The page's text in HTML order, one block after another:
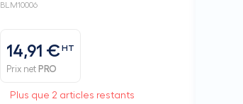
BLM10006
14,91 €HT
Prix net PRO
Plus que 2 articles restants